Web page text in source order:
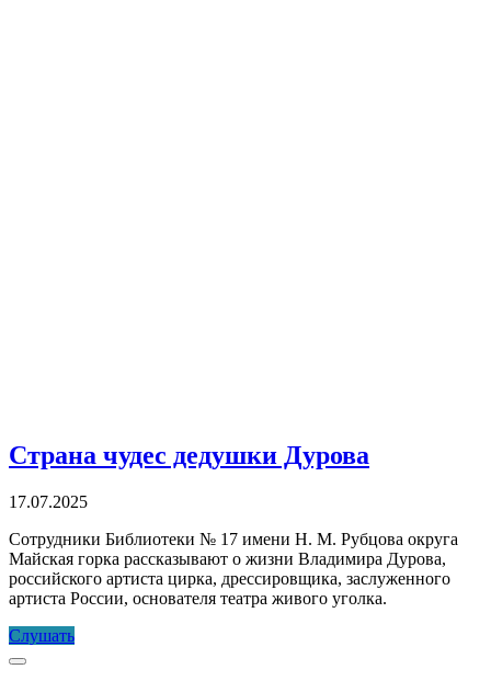
Страна чудес дедушки Дурова
17.07.2025
Сотрудники Библиотеки № 17 имени Н. М. Рубцова округа
Майская горка рассказывают о жизни Владимира Дурова,
российского артиста цирка, дрессировщика, заслуженного
артиста России, основателя театра живого уголка.
СлушатьСтрана
Прокрутка